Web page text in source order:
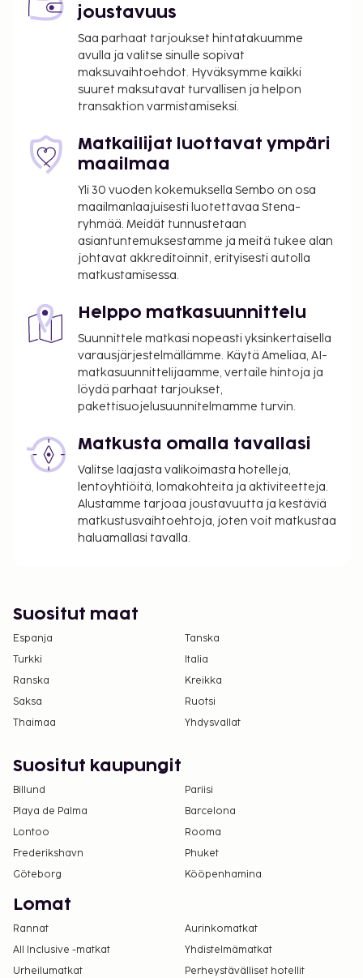
on lentokenttäkuljetukset (saatavilla ympäri
vuorokauden). Jos saavut autolla, voit pysäköidä
helposti, sillä ilmainen pysäköinti kuuluu myös
palveluihin. Voit nauttia hyvästä säästä hotellin
yksityisellä rannalla tai kokeilla palveluihin kuuluvaa
3 ulkouima-allasta. Tämän majoituspaikan
palveluihin kuuluu muun muassa ilmainen langaton
internetyhteys, concierge-palvelut ja
lahjatavaraliikkeitä/lehtikioskeja. Lähistöllä
sijaitseville nähtävyyksille pääsee helposti
alueellisilla kuljetuksilla (lisämaksusta). Tämä
majoituspaikka tarjoaa asiakkailleen 2 ravintolaa.
Palveluihin kuuluu myös huonepalvelu (rajoitettuina
aikoina) ja kahvila. Käytössäsi on baari/aulabaari ja
kokeile myös palveluihin kuuvaa 3 allasbaaria.
Majoituspaikka on suljettu 30. 11ta – 30. 6ta.
Maksullinen kiinteä internetyhteys yleisissä
tiloissa: 6 EUR per tunti (hinnat saattavat
vaihdella)
Lentokenttäkuljetusmaksu: 294 EUR per
Lemmikit: 35 EUR per lemmikki per yö
Avustajaeläimistä ei veloiteta lisämaksuja
Yllä oleva luettelo ei ehkä kata kaikkea. Maksut ja
takuumaksut eivät välttämättä sisällä veroja, ja ne
saattavat muuttua.
sänkyjä.
Majoituspaikassa on tarjolla
yhdistettäviä/vierekkäisiä huoneita, joiden
saatavuus on rajoitettua. Niitä voi pyytää
ottamalla yhteyttä majoituspaikkaan.
Yhteystiedot löytyvät varausvahvistuksesta.
ja myös muita lemmikkejä koskevia rajoituksia
sovelletaan (saat lisätietoja lemmikeistä
veloitettavista maksuista lisämaksuja
koskevasta osiosta). Asiakkaat voivat pyytää
tällaista huonetta ottamalla yhteyttä suoraan
majoituspaikkaan käyttämällä
varausvahvistuksessa olevia yhteystietoja.
joustavuus
Saa parhaat tarjoukset hintatakuumme
avulla ja valitse sinulle sopivat
maksuvaihtoehdot. Hyväksymme kaikki
suuret maksutavat turvallisen ja helpon
transaktion varmistamiseksi.
Matkailijat luottavat ympäri
maailmaa
Yli 30 vuoden kokemuksella Sembo on osa
maailmanlaajuisesti luotettavaa Stena-
ryhmää. Meidät tunnustetaan
asiantuntemuksestamme ja meitä tukee alan
johtavat akkreditoinnit, erityisesti autolla
matkustamisessa.
Helppo matkasuunnittelu
Suunnittele matkasi nopeasti yksinkertaisella
varausjärjestelmällämme. Käytä Ameliaa, AI-
matkasuunnittelijaamme, vertaile hintoja ja
löydä parhaat tarjoukset,
pakettisuojelusuunnitelmamme turvin.
Matkusta omalla tavallasi
Valitse laajasta valikoimasta hotelleja,
lentoyhtiöitä, lomakohteita ja aktiviteetteja.
Alustamme tarjoaa joustavuutta ja kestäviä
matkustusvaihtoehtoja, joten voit matkustaa
haluamallasi tavalla.
Suositut maat
Espanja
Tanska
Turkki
Italia
Ranska
Kreikka
Saksa
Ruotsi
Thaimaa
Yhdysvallat
Suositut kaupungit
Billund
Pariisi
Playa de Palma
Barcelona
Lontoo
Rooma
Frederikshavn
Phuket
Göteborg
Kööpenhamina
Lomat
Rannat
Aurinkomatkat
All Inclusive -matkat
Yhdistelmämatkat
Urheilumatkat
Perheystävälliset hotellit